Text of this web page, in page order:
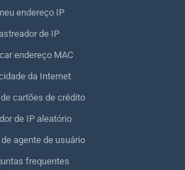
endereço IP
de IP
endereço MAC
da Internet
cartões de crédito
de IP aleatório
agente de usuário
frequentes